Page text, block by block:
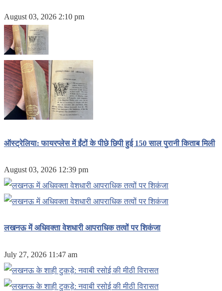
August 03, 2026 2:10 pm
ऑस्ट्रेलिया: फायरप्लेस में ईंटों के पीछे छिपी हुई 150 साल पुरानी किताब मिली
August 03, 2026 12:39 pm
लखनऊ में अधिवक्ता वेशधारी आपराधिक तत्वों पर शिकंजा
July 27, 2026 11:47 am